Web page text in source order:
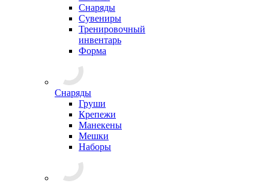
Снаряды
Сувениры
Тренировочный
инвентарь
Форма
Снаряды
Груши
Крепежи
Манекены
Мешки
Наборы